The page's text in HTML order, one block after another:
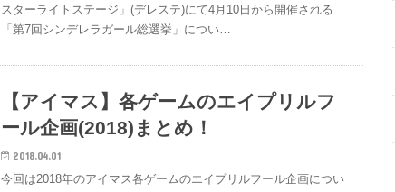
スターライトステージ」(デレステ)にて4月10日から開催される
「第7回シンデレラガール総選挙」につい…
【アイマス】各ゲームのエイプリルフ
ール企画(2018)まとめ！
2018.04.01
今回は2018年のアイマス各ゲームのエイプリルフール企画につい